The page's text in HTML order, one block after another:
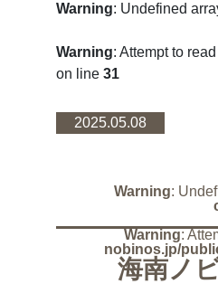
Warning: Undefined
Warning: Attempt to
on line 31
2025.05.08
Warning:
Warning:
nobinos.jp/
海南ノ